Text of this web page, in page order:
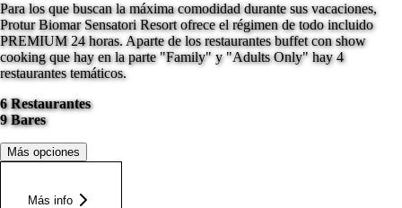
Para los que buscan la máxima comodidad durante sus vacaciones,
Protur Biomar Sensatori Resort ofrece el régimen de todo incluido
PREMIUM 24 horas. Aparte de los restaurantes buffet con show
cooking que hay en la parte "Family" y "Adults Only" hay 4
restaurantes temáticos.
6 Restaurantes
9 Bares
Más opciones
Más info